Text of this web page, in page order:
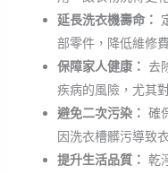
延長洗衣機壽命：
部零件，降低維修
保障家人健康： 去
疾病的風險，尤其
避免二次污染： 確
因洗衣槽髒污導致
提升生活品質： 乾